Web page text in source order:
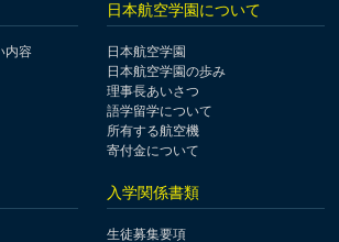
内容
日本航空学園について
日本航空学園
日本航空学園の歩み
理事長あいさつ
語学留学について
所有する航空機
寄付金について
入学関係書類
生徒募集要項